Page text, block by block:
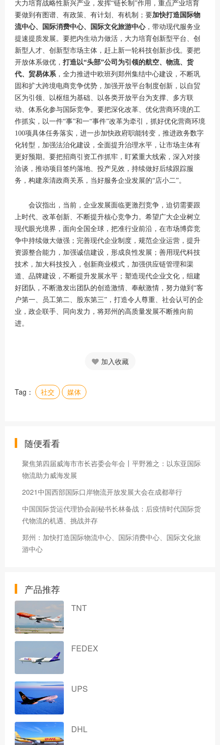
大力培育战略性新兴产业，发挥“链长制”作用，重点产业培育
要做到有图谱、有政策、有计划、有机制；要加快打造国际物
流中心、国际消费中心、国际文化旅游中心，带动现代服务业
提速提质发展。要把内生动力做活，大力培育创新型平台、创
新型人才、创新型市场主体，赶上新一轮科技创新步伐。要把
开放体系做优， 打造以“头部”公司为引领的航空、物流、货
代、贸易体系，全力推进中欧班列郑州集结中心建设，不断巩
固和扩大跨境电商竞争优势，加强开放平台制度创新，以自贸
区为引领、以枢纽为基础、以各类开放平台为支撑、多方联
动、体系化参与国际竞争。要把深化改革、优化营商环境的工
作抓实，以一件“事”和一“事件”改革为牵引，抓好优化营商环境
100项具体任务落实，进一步加快政府职能转变，推进政务数字
化转型，加强法治化建设，全面提升治理水平，让市场主体有
更好预期。要把招商引资工作抓牢，盯紧重大线索，深入对接
洽谈，推动项目签约落地、投产见效，持续做好后续跟踪服
务，构建亲清政商关系，当好服务企业发展的“店小二”。
会议指出，当前，企业发展面临更激烈竞争，迫切需要跟
上时代、改革创新、不断提升核心竞争力。希望广大企业树立
现代眼光境界，面向全国全球，把准行业前沿，在市场博弈竞
争中持续做大做强；完善现代企业制度，规范企业运营，提升
资源整合能力，加强诚信建设，形成良性发展；善用现代科技
技术，加大科技投入，创新商业模式，加强供应链管理和渠
道、品牌建设，不断提升发展水平；塑造现代企业文化，组建
好团队，不断激发出团队的创造激情、奉献激情，努力做到“客
户第一、员工第二、股东第三”，打造令人尊重、社会认可的企
业，政企联手、同向发力，将郑州的高质量发展不断推向前
进。
加入收藏
Tag： 社交 媒体
随便看看
聚焦第四届威海市市长咨委会年会丨平野雅之：以东亚国际
物流助力威海发展
2021中国西部国际口岸物流开放发展大会在成都举行
中国国际货运代理协会副秘书长林备战：后疫情时代国际货
代物流的机遇、挑战并存
郑州：加快打造国际物流中心、国际消费中心、国际文化旅
游中心
产品推荐
TNT
FEDEX
UPS
DHL